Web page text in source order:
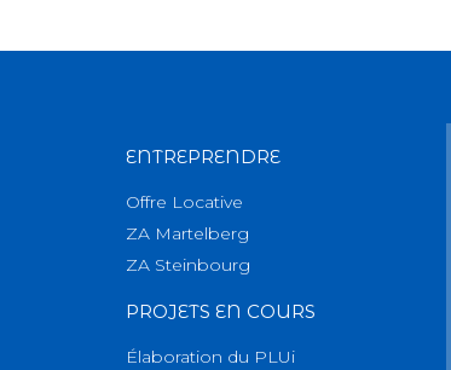
ENTREPRENDRE
Offre Locative
ZA Martelberg
ZA Steinbourg
PROJETS EN COURS
Élaboration du PLUi